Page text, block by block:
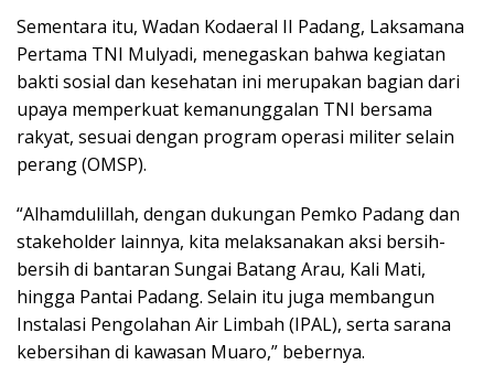
Sementara itu, Wadan Kodaeral II Padang, Laksamana
Pertama TNI Mulyadi, menegaskan bahwa kegiatan
bakti sosial dan kesehatan ini merupakan bagian dari
upaya memperkuat kemanunggalan TNI bersama
rakyat, sesuai dengan program operasi militer selain
perang (OMSP).
“Alhamdulillah, dengan dukungan Pemko Padang dan
stakeholder lainnya, kita melaksanakan aksi bersih-
bersih di bantaran Sungai Batang Arau, Kali Mati,
hingga Pantai Padang. Selain itu juga membangun
Instalasi Pengolahan Air Limbah (IPAL), serta sarana
kebersihan di kawasan Muaro,” bebernya.